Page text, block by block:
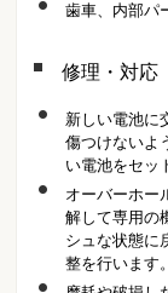
歯車、内部パ
修理・対応
新しい電池に
傷つけないよ
い電池をセッ
オーバーホー
解して専用の
シュな状態に
整を行います。